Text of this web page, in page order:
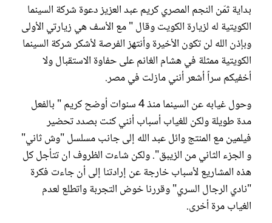
بداية ثمّن النجم المصري كريم عبد العزيز دعوة شركة السينما
الكويتية له لزيارة الكويت وقال " مع الأسف هي زيارتي الأولى
وبإذن الله لن تكون الأخيرة وأنتهز الفرصة لأشكر شركة السينما
الكويتية ممثلة في هشام الغانم على حفاوة الاستقبال ولا
أخفيكم سراً أشعر أنني مازلت في مصر.
وحول غيابه عن السينما منذ 4 سنوات أوضح كريم " بالفعل
مدة طويلة ولكن للغياب أسباب أنني كنت بصدد تحضير
فيلمين مع المنتج وائل عبد الله إلى جانب مسلسل "وش ثاني"
و الجزء الثاني من الزيبق". ولكن شاءت الظروف ان تتأجل كل
هذه المشاريع لأسباب خارجة عن إرادتنا إلى أن جاءت فكرة
"نادي الرجال السري" وقررنا خوض التجربة واتطلع لعدم
الغياب مرة أخرى.